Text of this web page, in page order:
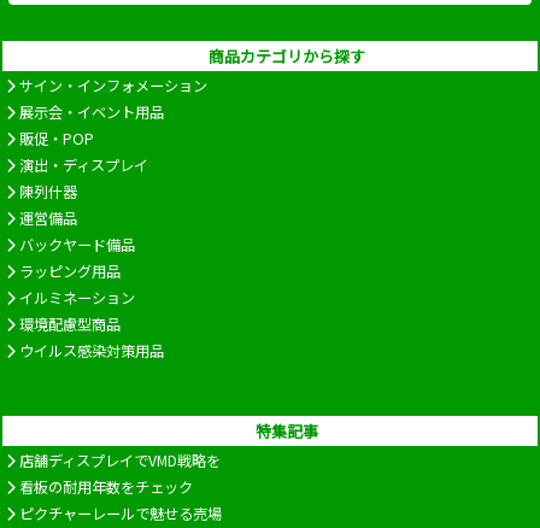
商品カテゴリから探す
サイン・インフォメーション
展示会・イベント用品
販促・POP
演出・ディスプレイ
陳列什器
運営備品
バックヤード備品
ラッピング用品
イルミネーション
環境配慮型商品
ウイルス感染対策用品
特集記事
店舗ディスプレイでVMD戦略を
看板の耐用年数をチェック
ピクチャーレールで魅せる売場